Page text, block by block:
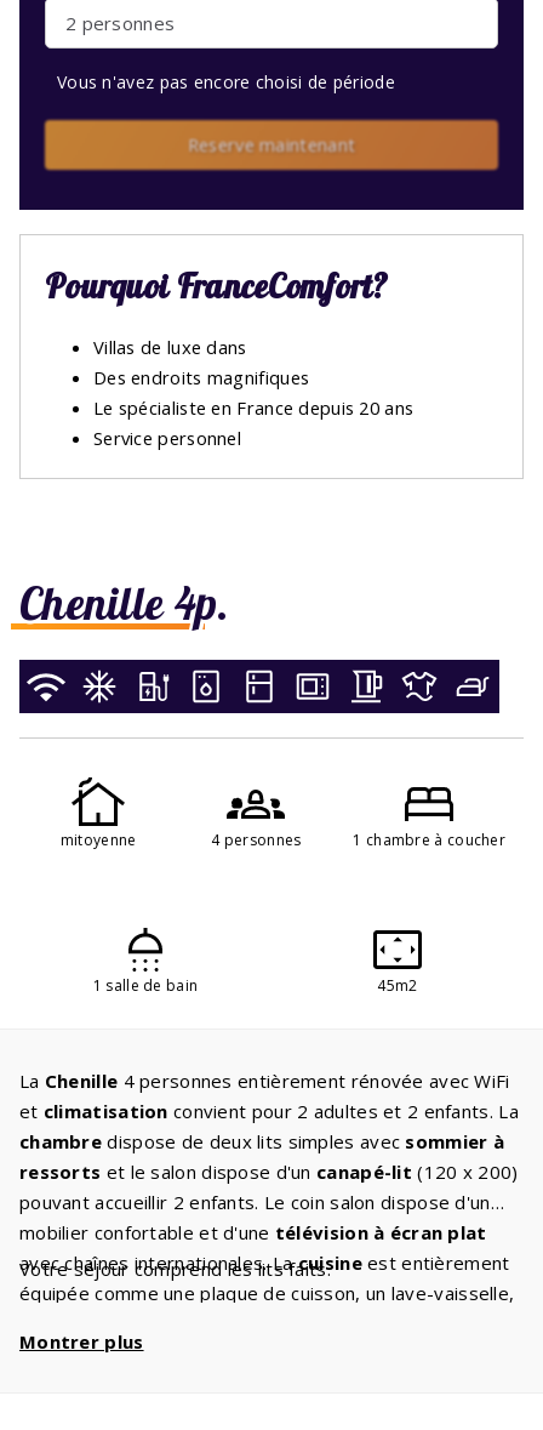
Chenille 4p.
mitoyenne 4 personnes 1 chambre à coucher
1 salle de bain 45m2
La Chenille 4 personnes entièrement rénovée avec WiFi
et climatisation convient pour 2 adultes et 2 enfants. La
chambre dispose de deux lits simples avec sommier à
ressorts et le salon dispose d'un canapé-lit (120 x 200)
pouvant accueillir 2 enfants. Le coin salon dispose d'un
mobilier confortable et d'une télévision à écran plat
avec chaînes internationales. Lacuisineest entièrement
équipée comme une plaque de cuisson, un lave-vaisselle,
four, une cafetière et une bouilloire ainsi qu'une
Votre séjour comprend les lits faits.
Montrer plus
2 personnes
Vous n'avez pas encore choisi de période
Reserve maintenant
Pourquoi FranceComfort?
Villas de luxe dans
Des endroits magnifiques
Le spécialiste en France depuis 20 ans
Service personnel